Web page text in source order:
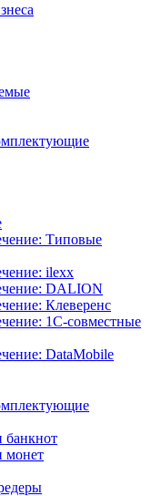
Типовые
ilexx
DALION
Клеверенс
1С-совместные
DataMobile
банкнот
монет